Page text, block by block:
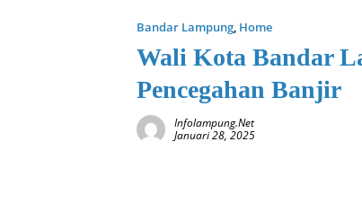
Bandar Lampung, Home
Wali Kota Bandar
Pencegahan Banjir
Infolampung.net
Januari 28, 2025